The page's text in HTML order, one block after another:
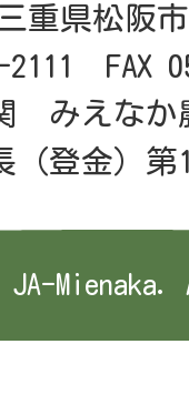
重県松阪
2111 FAX
みえなか
（登金）第
JA-